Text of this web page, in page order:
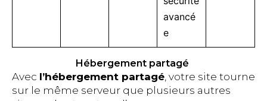
avancé
e
Hébergement partagé
Avec l’hébergement partagé, votre site tourne
sur le même serveur que plusieurs autres